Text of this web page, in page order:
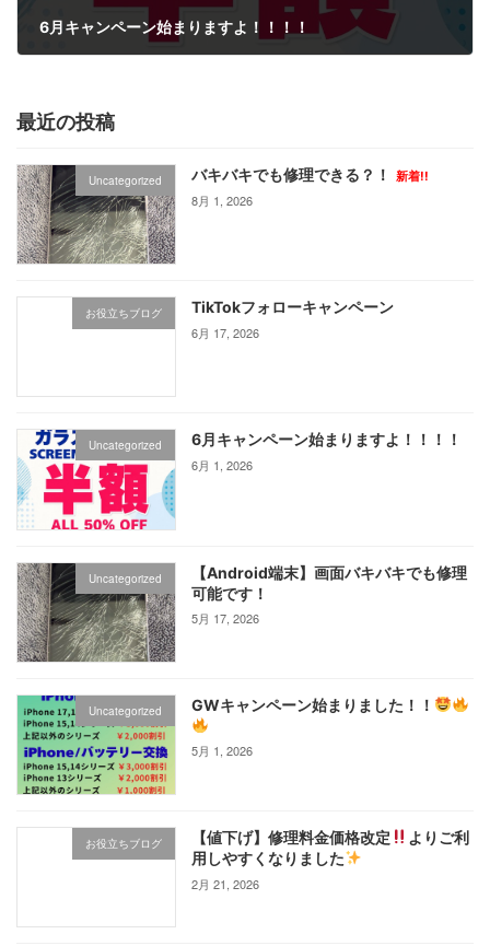
6月キャンペーン始まりますよ！！！！
最近の投稿
Uncategorized バキバキでも修理できる？！ 新着!!
8月 1, 2026
お役立ちブログ TikTokフォローキャンペーン
6月 17, 2026
Uncategorized 6月キャンペーン始まりますよ！！！！
6月 1, 2026
Uncategorized
【Android端末】画面バキバキでも修理
可能です！
5月 17, 2026
Uncategorized GWキャンペーン始まりました！！
5月 1, 2026
お役立ちブログ 【値下げ】修理料金価格改定
よりご利
用しやすくなりました
2月 21, 2026